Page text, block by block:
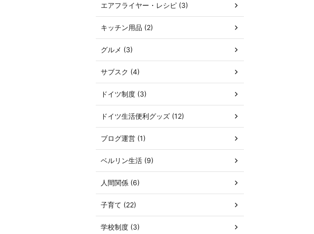
エアフライヤー・レシピ (3)
キッチン用品 (2)
グルメ (3)
サブスク (4)
ドイツ制度 (3)
ドイツ生活便利グッズ (12)
ブログ運営 (1)
ベルリン生活 (9)
人間関係 (6)
子育て (22)
学校制度 (3)